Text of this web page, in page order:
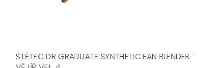
ŠTĚTEC DR GRADUATE SYNTHETIC FAN BLENDER -